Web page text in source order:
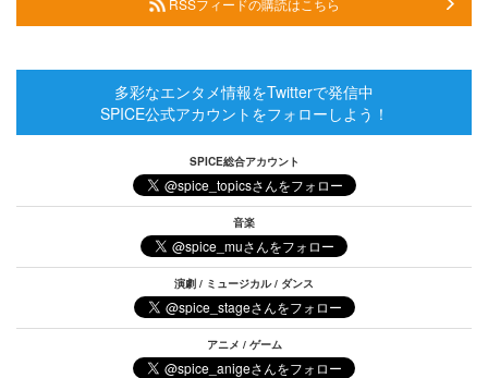
多彩なエンタメ情報をTwitterで発信中
SPICE公式アカウントをフォローしよう！
SPICE総合アカウント
音楽
演劇 / ミュージカル / ダンス
アニメ / ゲーム